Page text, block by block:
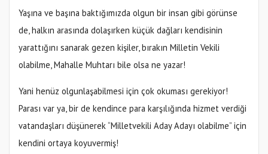
Yaşına ve başına baktığımızda olgun bir insan gibi görünse
de, halkın arasında dolaşırken küçük dağları kendisinin
yarattığını sanarak gezen kişiler, bırakın Milletin Vekili
olabilme, Mahalle Muhtarı bile olsa ne yazar!
Yani henüz olgunlaşabilmesi için çok okuması gerekiyor!
Parası var ya, bir de kendince para karşılığında hizmet verdiği
vatandaşları düşünerek “Milletvekili Aday Adayı olabilme” için
kendini ortaya koyuvermiş!